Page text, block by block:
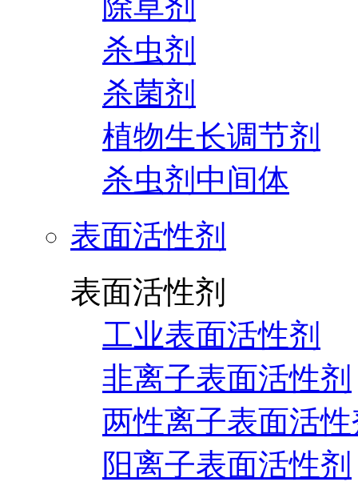
杀虫剂
杀菌剂
植物生长调节剂
杀虫剂中间体
表面活性剂
表面活性剂
工业表面活性剂
非离子表面活性剂
两性离子表面活
阳离子表面活性剂